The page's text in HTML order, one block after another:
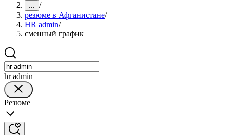
... /
резюме в Афганистане/
HR admin/
сменный график
hr admin
Резюме